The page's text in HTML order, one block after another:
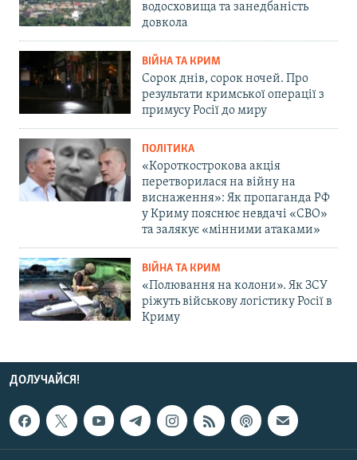
водосховища та занедбаність
довкола
ВІЙНА ТА КРИМ
Сорок днів, сорок ночей. Про
результати кримської операції з
примусу Росії до миру
ПОЛІТИКА
«Короткострокова акція
перетворилася на війну на
виснаження»: Як пропаганда РФ
у Криму пояснює невдачі «СВО»
та залякує «мінними атаками»
ВІЙНА ТА КРИМ
«Полювання на колони». Як ЗСУ
ріжуть військову логістику Росії в
Криму
ДОЛУЧАЙСЯ!